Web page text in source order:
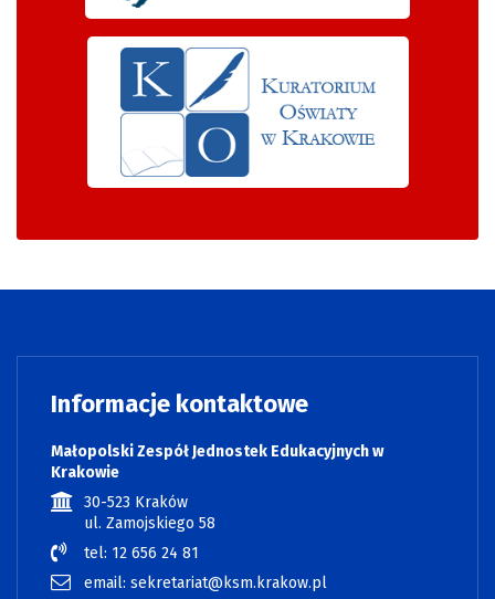
Informacje kontaktowe
Małopolski Zespół Jednostek Edukacyjnych w
Krakowie
30-523 Kraków
ul. Zamojskiego 58
tel: 12 656 24 81
email: sekretariat@ksm.krakow.pl